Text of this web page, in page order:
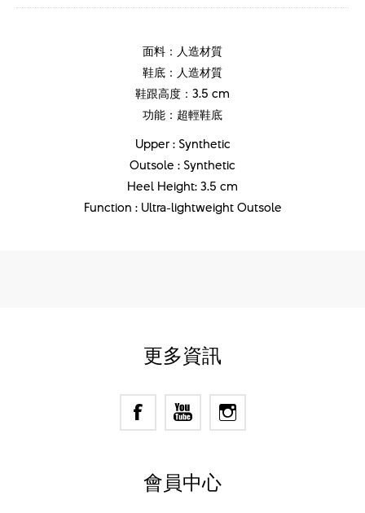
面料：人造材質
鞋底：人造材質
鞋跟高度：3.5 cm
功能：超輕鞋底
Upper : Synthetic
Outsole : Synthetic
Heel Height: 3.5 cm
Function : Ultra-lightweight Outsole
更多資訊
會員中心